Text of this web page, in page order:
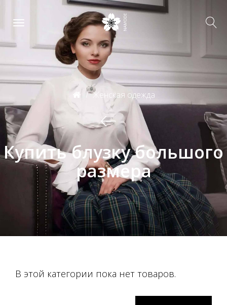
Женская одежда
Купить блузку большого
размера
В этой категории пока нет товаров.